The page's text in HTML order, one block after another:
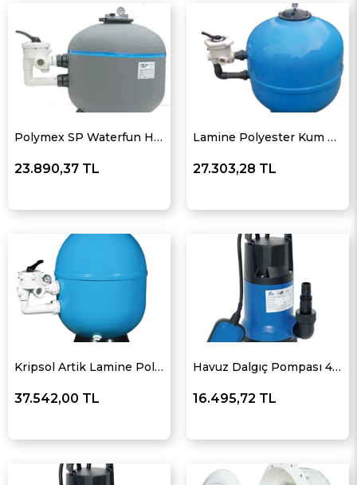
Polymex SP Waterfun Havuz Filtresi
23.890,37 TL
Lamine Polyester Kum Filtesi
27.303,28 TL
Kripsol Artik Lamine Polyester Kum Filtresi
37.542,00 TL
Havuz Dalgıç Pompası 400 W
16.495,72 TL